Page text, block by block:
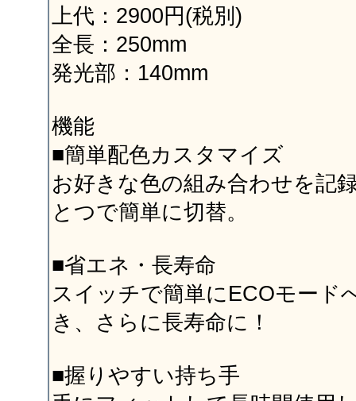
上代：2900円(税別)
全長：250mm
発光部：140mm
機能
■簡単配色カスタマイズ
お好きな色の組み合わせを記
とつで簡単に切替。
■省エネ・長寿命
スイッチで簡単にECOモード
き、さらに長寿命に！
■握りやすい持ち手